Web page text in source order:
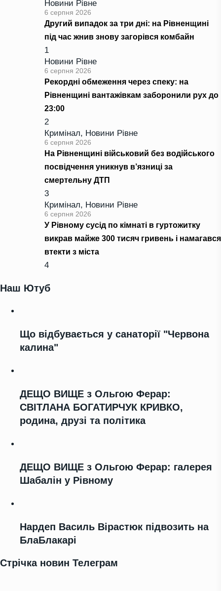
Новини Рівне
6 серпня 2026
Другий випадок за три дні: на Рівненщині
під час жнив знову загорівся комбайн
1
Новини Рівне
6 серпня 2026
Рекордні обмеження через спеку: на
Рівненщині вантажівкам заборонили рух до
23:00
2
Кримінал, Новини Рівне
6 серпня 2026
На Рівненщині військовий без водійського
посвідчення уникнув в’язниці за
смертельну ДТП
3
Кримінал, Новини Рівне
6 серпня 2026
У Рівному сусід по кімнаті в гуртожитку
викрав майже 300 тисяч гривень і намагався
втекти з міста
4
Наш Ютуб
Що відбувається у санаторії "Червона
калина"
ДЕЩО ВИЩЕ з Ольгою Ферар:
СВІТЛАНА БОГАТИРЧУК КРИВКО,
родина, друзі та політика
ДЕЩО ВИЩЕ з Ольгою Ферар: галерея
Шабалін у Рівному
Нардеп Василь Вірастюк підвозить на
БлаБлакарі
Стрічка новин Телеграм